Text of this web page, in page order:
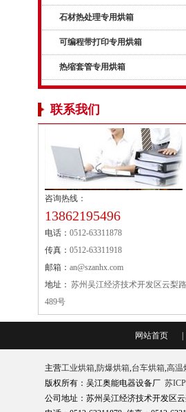
石材热处理专用烘箱
可编程带打印专用烘箱
热缩套管专用烘箱
联系我们
咨询热线：
13862195496
电话： 0512-63311878
传真： 0512-63311918
邮箱： an@szanhx.com
地址： 苏州吴江经济技术开发区云梨路
489号
网站首页
主营工业烘箱,防爆烘箱,台车烘箱,高温
版权所有：吴江奥能电器设备厂 苏
公司地址：苏州吴江经济技术开发区云